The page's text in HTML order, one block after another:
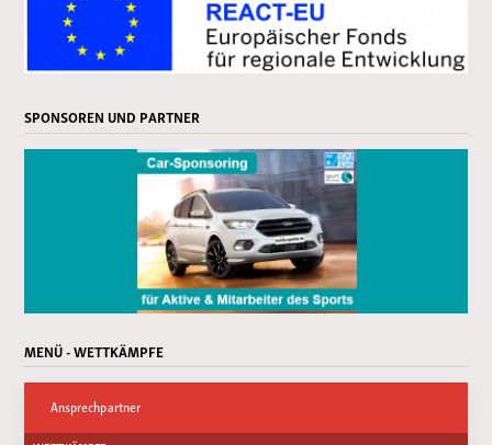
SPONSOREN UND PARTNER
MENÜ - WETTKÄMPFE
Ansprechpartner